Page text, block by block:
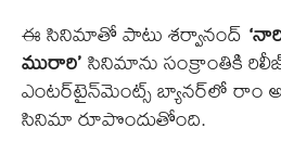
ఈ సినిమాతో పాటు శర్వానంద్
మురారి’సినిమాను సంక్రాంతికి
ఎంటర్‌టైన్‌మెంట్స్ బ్యానర్‌లో రాం
సినిమా రూపొందుతోంది.